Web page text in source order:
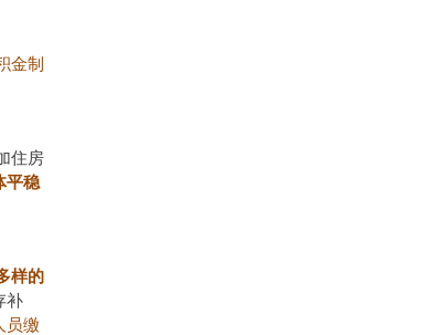
金制
住房
平稳
样的
补
员缴